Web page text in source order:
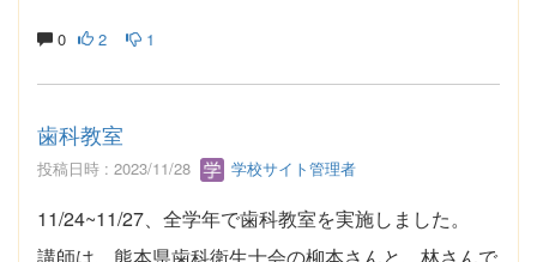
0 2 1
歯科教室
投稿日時 : 2023/11/28 学校サイト管理者
11/24~11/27、全学年で歯科教室を実施しました。